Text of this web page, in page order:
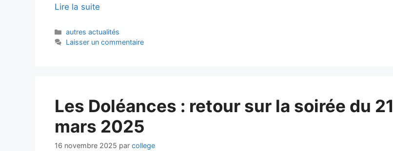
Lire la suite
Catégories
autres actualités
Laisser un commentaire
Les Doléances : retour sur la soirée du 21
mars 2025
16 novembre 2025 par college